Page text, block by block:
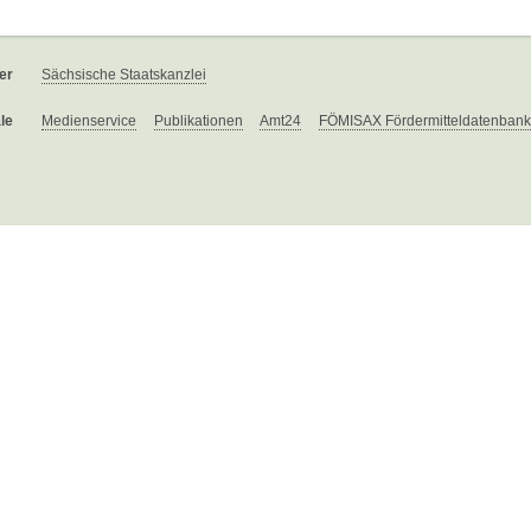
Sächsische Staatskanzlei
Medienservice Publikationen Amt24 FÖMISAX Fördermitteldatenbank